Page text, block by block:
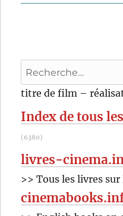
Recherche
pour
titre de film –
Index de tous
(6380)
livres-
>> Tous les livres